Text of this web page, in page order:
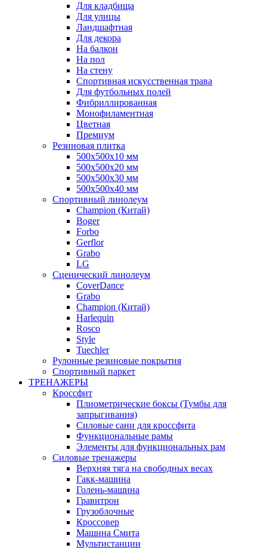
Для кладбища
Для улицы
Ландшафтная
Для декора
На балкон
На пол
На стену
Спортивная искусственная трава
Для футбольных полей
Фибриллированная
Монофиламентная
Цветная
Премиум
Резиновая плитка
500х500х10 мм
500х500х20 мм
500х500х30 мм
500х500х40 мм
Спортивный линолеум
Champion (Китай)
Boger
Forbo
Gerflor
Grabo
LG
Сценический линолеум
CoverDance
Grabo
Champion (Китай)
Harlequin
Rosco
Style
Tuechler
Рулонные резиновые покрытия
Спортивный паркет
ТРЕНАЖЕРЫ
Кроссфит
Плиометрические боксы (Тумбы для
запрыгивания)
Силовые сани для кроссфита
Функциональные рамы
Элементы для функциональных рам
Силовые тренажеры
Верхняя тяга на свободных весах
Гакк-машина
Голень-машина
Гравитрон
Грузоблочные
Кроссовер
Машина Смита
Мультистанции